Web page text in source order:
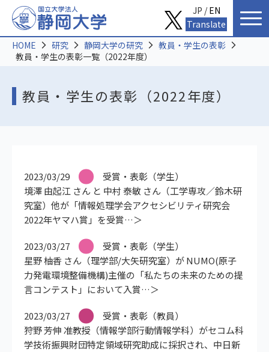
教員・学生の表彰（2022年度）
HOME 研究 静岡大学の研究
教員・学生の表彰
教員・学生の表彰一覧（2022年度）
2023/03/29
受賞・表彰（学生）
境澤 由起江 さん と 中村 泰敏 さん（工学専攻／鈴木研
究室）他が「情報処理学会アクセシビリティ研究会
2022年ヤマハ賞」を受賞
2023/03/27
受賞・表彰（学生）
星野 柚香 さん（理学部/大矢研究室）が NUMO(原子
力発電環境整備機構)主催の「私たちの未来のための提
言コンテスト」において入賞
2023/03/27
受賞・表彰（教員）
狩野 芳伸 准教授（情報学部行動情報学科）がセコム科
学技術振興財団特定領域研究助成に採択され、中日新
JP /EN
Translate